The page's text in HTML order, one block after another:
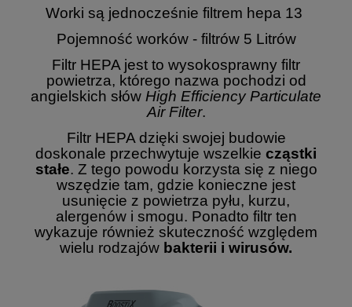
Worki są jednocześnie filtrem hepa 13
Pojemność worków - filtrów 5 Litrów
Filtr HEPA jest to wysokosprawny filtr
powietrza, którego nazwa pochodzi od
angielskich słów High Efficiency Particulate
Air Filter.
Filtr HEPA dzięki swojej budowie
doskonale przechwytuje wszelkie cząstki
stałe. Z tego powodu korzysta się z niego
wszędzie tam, gdzie konieczne jest
usunięcie z powietrza pyłu, kurzu,
alergenów i smogu. Ponadto filtr ten
wykazuje również skuteczność względem
wielu rodzajów bakterii i wirusów.